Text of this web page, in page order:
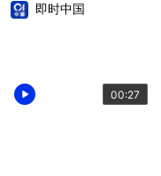
00:27
即时中国